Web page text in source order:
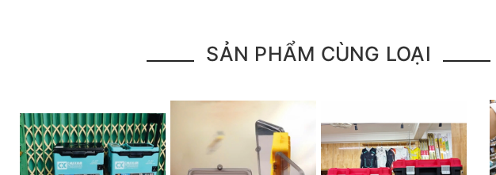
SẢN PHẨM CÙNG LOẠI